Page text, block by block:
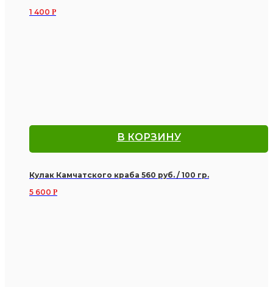
1 400 Р
В КОРЗИНУ
Кулак Камчатского краба 560 руб. / 100 гр.
5 600 Р